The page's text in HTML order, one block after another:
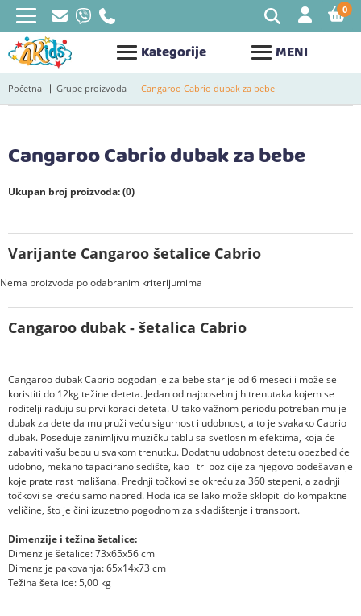
Kategorije MENI
0
Početna Grupe proizvoda Cangaroo Cabrio dubak za bebe
Cangaroo Cabrio dubak za bebe
Ukupan broj proizvoda: (0)
Cangaroo dubak - šetalica Cabrio
Cangaroo dubak Cabrio pogodan je za bebe starije od 6 meseci i može se
koristiti do 12kg težine deteta. Jedan od najposebnijih trenutaka kojem se
roditelji raduju su prvi koraci deteta. U tako važnom periodu potreban mu je
dubak za dete da mu pruži veću sigurnost i udobnost, a to je svakako Cabrio
dubak. Poseduje zanimljivu muzičku tablu sa svetlosnim efektima, koja će
zabaviti vašu bebu u svakom trenutku. Dodatnu udobnost detetu obezbediće
udobno, mekano tapacirano sedište, kao i tri pozicije za njegovo podešavanje
koje prate rast mališana. Prednji točkovi se okreću za 360 stepeni, a zadnji
točkovi se kreću samo napred. Hodalica se lako može sklopiti do kompaktne
veličine, što je čini izuzetno pogodnom za skladištenje i transport.
Dimenzije i težina šetalice:
Dimenzije šetalice: 73x65x56 cm
Dimenzije pakovanja: 65x14x73 cm
Težina šetalice: 5,00 kg
Varijante Cangaroo šetalice Cabrio
Nema proizvoda po odabranim kriterijumima